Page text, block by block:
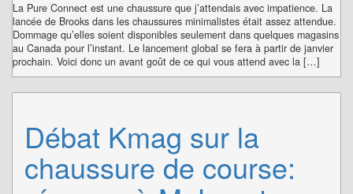
La Pure Connect est une chaussure que j’attendais avec impatience. La
lancée de Brooks dans les chaussures minimalistes était assez attendue.
Dommage qu’elles soient disponibles seulement dans quelques magasins
au Canada pour l’instant. Le lancement global se fera à partir de janvier
prochain. Voici donc un avant goût de ce qui vous attend avec la […]
Débat Kmag sur la
chaussure de course: